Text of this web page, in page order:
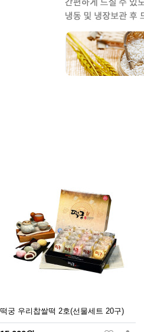
떡궁 우리찹쌀떡 2호(선물세트 20구)